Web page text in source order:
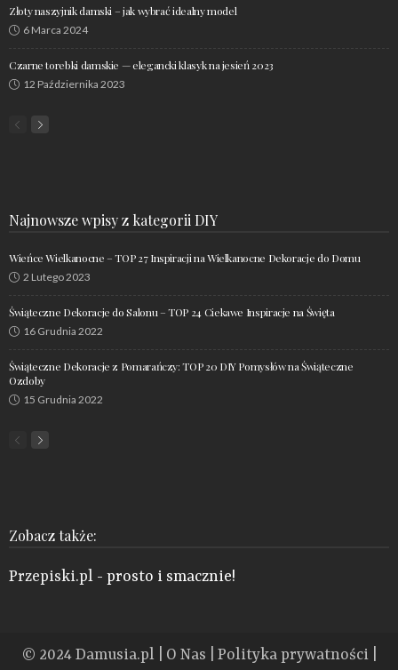
Złoty naszyjnik damski – jak wybrać idealny model
6 Marca 2024
Czarne torebki damskie — elegancki klasyk na jesień 2023
12 Października 2023
Najnowsze wpisy z kategorii DIY
Wieńce Wielkanocne – TOP 27 Inspiracji na Wielkanocne Dekoracje do Domu
2 Lutego 2023
Świąteczne Dekoracje do Salonu – TOP 24 Ciekawe Inspiracje na Święta
16 Grudnia 2022
Świąteczne Dekoracje z Pomarańczy: TOP 20 DIY Pomysłów na Świąteczne
Ozdoby
15 Grudnia 2022
Zobacz także:
Przepiski.pl - prosto i smacznie!
© 2024 Damusia.pl O Nas Polityka prywatności|